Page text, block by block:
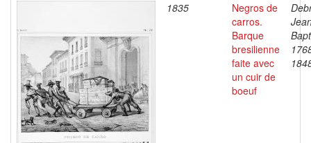
1835
Negros de
carros.
Barque
bresilienne
faite avec
un cuir de
boeuf